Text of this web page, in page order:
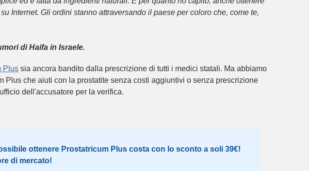
Internet. Gli ordini stanno attraversando il paese per coloro che, come te,
di Haifa in Israele.
Plus sia ancora bandito dalla prescrizione di tutti i medici statali. Ma abbiamo
Plus che aiuti con la prostatite senza costi aggiuntivi o senza prescrizione
dell'accusatore per la verifica.
ottenere Prostatricum Plus costa con lo sconto a soli 39€!
di mercato!